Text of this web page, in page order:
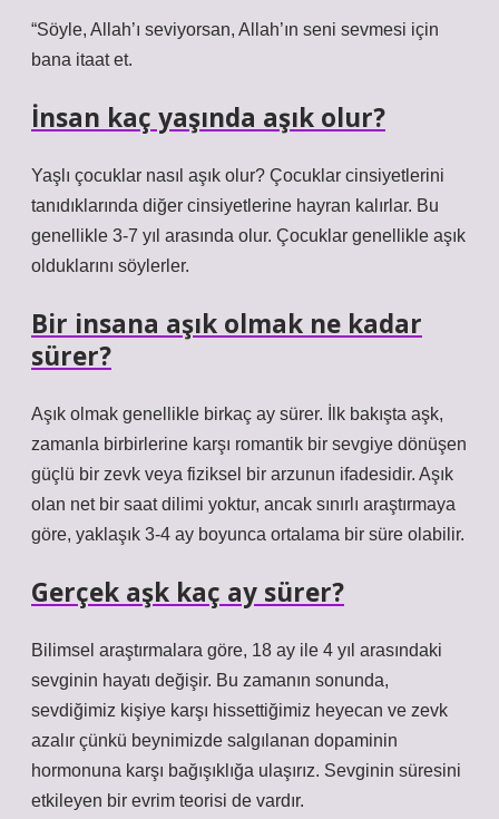
“Söyle, Allah’ı seviyorsan, Allah’ın seni sevmesi için
bana itaat et.
İnsan kaç yaşında aşık olur?
Yaşlı çocuklar nasıl aşık olur? Çocuklar cinsiyetlerini
tanıdıklarında diğer cinsiyetlerine hayran kalırlar. Bu
genellikle 3-7 yıl arasında olur. Çocuklar genellikle aşık
olduklarını söylerler.
Bir insana aşık olmak ne kadar
sürer?
Aşık olmak genellikle birkaç ay sürer. İlk bakışta aşk,
zamanla birbirlerine karşı romantik bir sevgiye dönüşen
güçlü bir zevk veya fiziksel bir arzunun ifadesidir. Aşık
olan net bir saat dilimi yoktur, ancak sınırlı araştırmaya
göre, yaklaşık 3-4 ay boyunca ortalama bir süre olabilir.
Gerçek aşk kaç ay sürer?
Bilimsel araştırmalara göre, 18 ay ile 4 yıl arasındaki
sevginin hayatı değişir. Bu zamanın sonunda,
sevdiğimiz kişiye karşı hissettiğimiz heyecan ve zevk
azalır çünkü beynimizde salgılanan dopaminin
hormonuna karşı bağışıklığa ulaşırız. Sevginin süresini
etkileyen bir evrim teorisi de vardır.